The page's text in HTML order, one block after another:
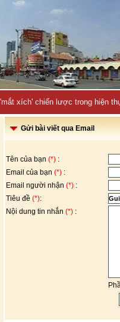
xích' chiến lược trong hiện
Gửi bài viết qua Email
Tên của bạn (*) :
Email của bạn (*) :
Email người nhận (*) :
Tiêu đề (*):
Nội dung tin nhắn (*) :